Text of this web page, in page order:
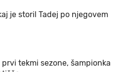
je storil Tadej po njegovem
tekmi sezone, šampionka